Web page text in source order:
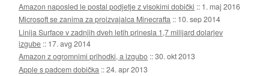
Amazon naposled le postal podjetje z visokimi dobički :: 1. maj 2016
Microsoft se zanima za proizvajalca Minecrafta :: 10. sep 2014
Linija Surface v zadnjih dveh letih prinesla 1,7 milijard dolarjev
izgube :: 17. avg 2014
Amazon z ogromnimi prihodki, a izgubo ::30. okt 2013
Apple s padcem dobička ::24. apr 2013